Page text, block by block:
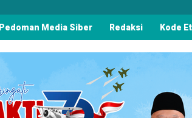
Pedoman Media Siber Redaksi Kode